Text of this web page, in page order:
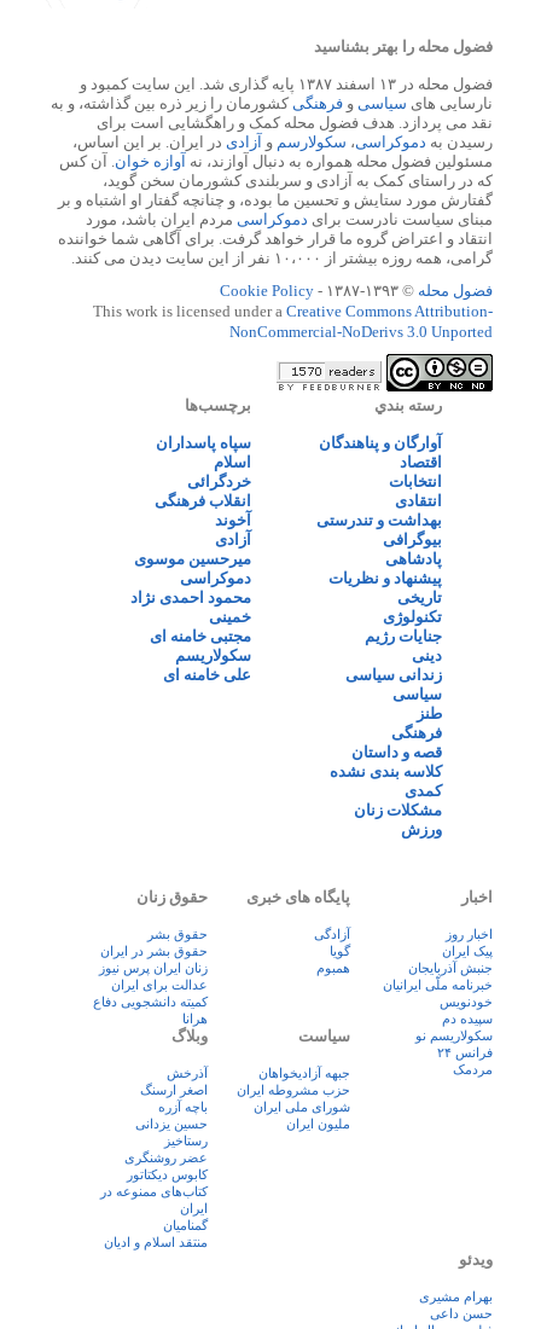
فضول محله را بهتر بشناسید
فضول محله در ۱۳ اسفند ۱۳۸۷ پایه گذاری شد. این سایت کمبود و
نارسایی های سیاسی و فرهنگیکشورمان را زیر ذره بین گذاشته، و به
نقد می پردازد. هدف فضول محله کمک و راهگشایی است برای
رسیدن به دموکراسی، سکولارسم و آزادی در ایران. بر این اساس،
مسئولین فضول محله همواره به دنبال آوازند، نه آوازه خوان. آن کس
که در راستای کمک به آزادی و سربلندی کشورمان سخن گوید،
گفتارش مورد ستایش و تحسین ما بوده، و چنانچه گفتار او اشتباه و بر
مبنای سیاست نادرست برای دموکراسی مردم ایران باشد، مورد
انتقاد و اعتراض گروه ما قرار خواهد گرفت. برای آگاهی شما خواننده
گرامی، همه روزه بیشتر از ۱۰،۰۰۰ نفر از این سایت دیدن می کنند.
فضول محله © ۱۳۹۳-۱۳۸۷ -
Cookie Policy
This work is licensed under a Creative Commons Attribution-
NonCommercial-NoDerivs 3.0 Unported
رسته بندي
آوارگان و پناهندگان
اقتصاد
انتخابات
انتقادی
بهداشت و تندرستی
بیوگرافی
پادشاهی
پیشنهاد و نظریات
تاریخی
تکنولوژی
جنایات رژیم
دینی
زندانی سیاسی
سیاسی
طنز
فرهنگی
قصه و داستان
کلاسه بندی نشده
کمدی
مشکلات زنان
ورزش
برچسب‌ها
سپاه پاسداران
اسلام
خردگرائی
انقلاب فرهنگی
آخوند
آزادی
میرحسین موسوی
دموکراسی
محمود احمدی نژاد
خمینی
مجتبی خامنه ای
سکولاریسم
علی خامنه ای
اخبار
اخبار روز
پيک ايران
جنبش آذربایجان
خبرنامه ملّی ایرانیان
خودنویس
سپیده دم
سکولاریسم نو
فرانس ۲۴
مردمک
پایگاه های خبری
آزادگی
گویا
همبوم
حقوق زنان
حقوق بشر
حقوق بشر در ایران
زنان ايران پرس نيوز
عدالت برای ایران
کمیته دانشجویی دفاع
هرانا
سیاست
جبهه آزادیخواهان
حزب مشروطه ایران
شورای ملی ایران
ملیون ایران
وبلاگ
آذرخش
اصغر ارسنگ
باچه آزره
حسین یزدانی
رستاخیز
عضر روشنگری
کابوس دیکتاتور
کتاب‌های ممنوعه در
ایران
گمنامیان
منتقد اسلام و ادیان
ویدئو
بهرام مشیری
حسن داعی